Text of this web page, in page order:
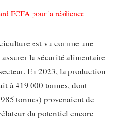
FCFA pour la résilience
est vu comme une
la sécurité alimentaire
En 2023, la production
à 419 000 tonnes, dont
tonnes) provenaient de
du potentiel encore